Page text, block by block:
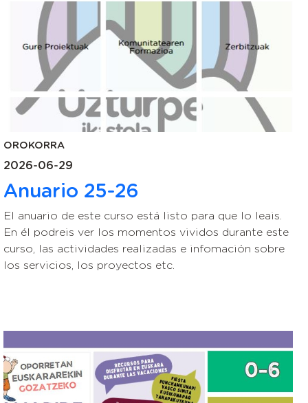
OROKORRA
2026-06-29
Anuario 25-26
El anuario de este curso está listo para que lo leais.
En él podreis ver los momentos vividos durante este
curso, las actividades realizadas e infomación sobre
los servicios, los proyectos etc.